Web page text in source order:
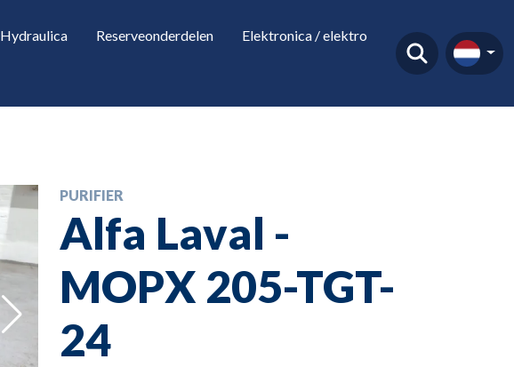
Hydraulica Reserveonderdelen Elektronica / elektro
PURIFIER
Alfa Laval -
MOPX 205-TGT-
24